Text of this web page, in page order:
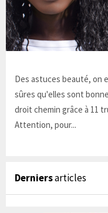
Des astuces beauté, on
sûres qu'elles sont
droit chemin grâce à 11
Attention, pour...
Derniersarticles